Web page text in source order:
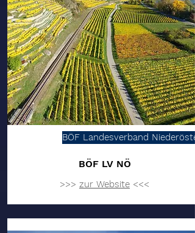
BÖF Landesverband
BÖF LV NÖ
>>> zur Website <<<